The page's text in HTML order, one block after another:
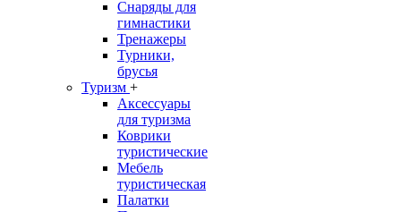
Снаряды для
гимнастики
Тренажеры
Турники,
брусья
Туризм +
Аксессуары
для туризма
Коврики
туристические
Мебель
туристическая
Палатки